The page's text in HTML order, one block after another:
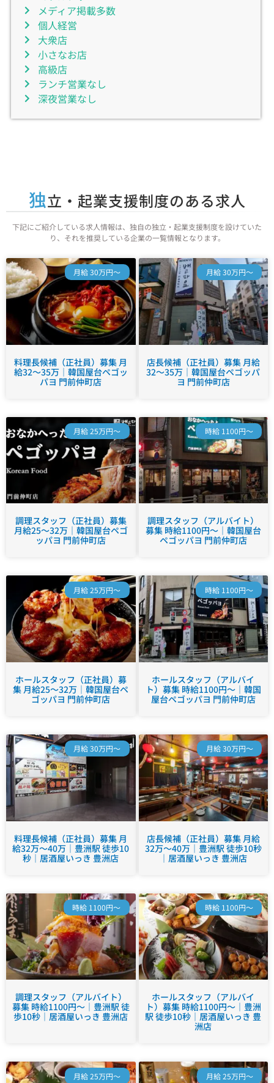
メディア掲載多数
個人経営
大衆店
小さなお店
高級店
ランチ営業なし
深夜営業なし
独立・起業支援制度のある求人
下記にご紹介している求人情報は、独自の独立・起業支援制度を設けていた
り、それを推奨している企業の一覧情報となります。
月給 30万円～
料理長候補（正社員）募集 月
給32～35万｜韓国屋台ペゴッ
パヨ 門前仲町店
月給 30万円～
店長候補（正社員）募集 月給
32～35万｜韓国屋台ペゴッパ
ヨ 門前仲町店
月給 25万円～
調理スタッフ（正社員）募集
月給25～32万｜韓国屋台ペゴ
ッパヨ 門前仲町店
時給 1100円～
調理スタッフ（アルバイト）
募集 時給1100円～｜韓国屋台
ペゴッパヨ 門前仲町店
月給 25万円～
ホールスタッフ（正社員）募
集 月給25～32万｜韓国屋台ペ
ゴッパヨ 門前仲町店
時給 1100円～
ホールスタッフ（アルバイ
ト）募集 時給1100円～｜韓国
屋台ペゴッパヨ 門前仲町店
月給 30万円～
料理長候補（正社員）募集 月
給32万～40万｜豊洲駅 徒歩10
秒｜居酒屋いっき 豊洲店
月給 30万円～
店長候補（正社員）募集 月給
32万～40万｜豊洲駅 徒歩10秒
｜居酒屋いっき 豊洲店
時給 1100円～
調理スタッフ（アルバイト）
募集 時給1100円～｜豊洲駅 徒
歩10秒｜居酒屋いっき 豊洲店
時給 1100円～
ホールスタッフ（アルバイ
ト）募集 時給1100円～｜豊洲
駅 徒歩10秒｜居酒屋いっき 豊
洲店
月給 25万円～ 月給 25万円～